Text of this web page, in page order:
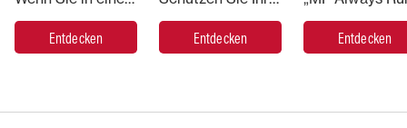
Entdecken Entdecken Entdecken